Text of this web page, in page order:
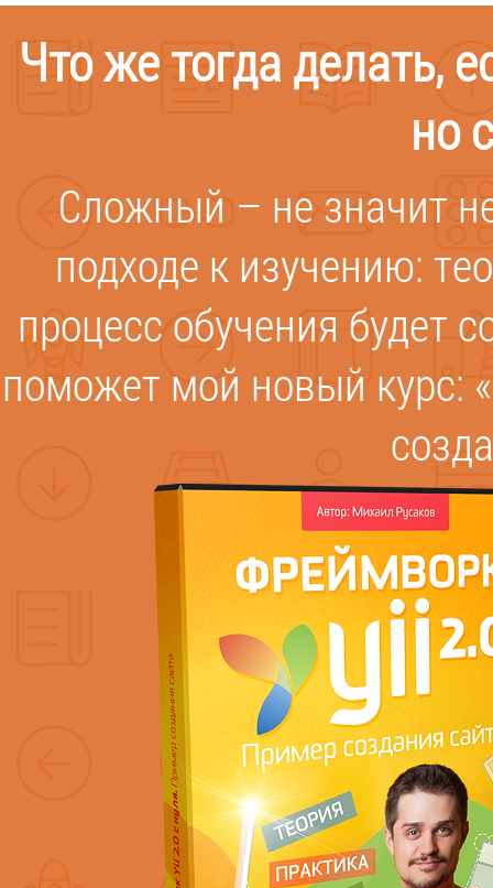
Что же тогда делать,
но
Сложный – не значит
подходе к изучению:
процесс обучения будет
поможет мой новый курс: